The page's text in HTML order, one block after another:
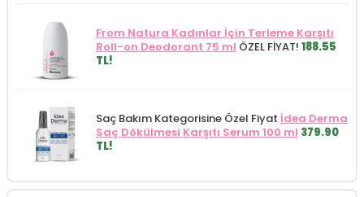
From Natura Kadınlar İçin Terleme Karşıtı
Roll-on Deodorant 75 ml ÖZEL FİYAT! 188.55
TL!
Saç Bakım Kategorisine Özel Fiyat İdea Derma
Saç Dökülmesi Karşıtı Serum 100 ml 379.90
TL!